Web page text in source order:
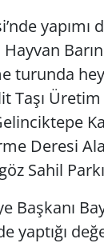
yapımı
turunda
Taşı
Deresi
Sahil
Başkanı
yaptığı